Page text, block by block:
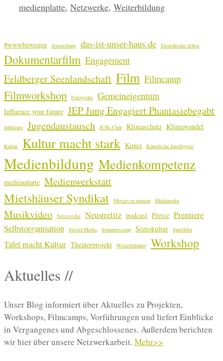
medienplatte, Netzwerke, Weiterbildung
#wwwbewegen Ausstellung das-ist-unser-haus.de Demokratie leben
Dokumentarfilm Engagement
Feldberger Seenlandschaft Film Filmcamp
Filmworkshop Fotografie Gemeineigentum
Influence your future JEP Jung Engagiert Phantasiebegabt
Jubiläum Jugendaustausch JURi Club Klimaschutz Klimawandel
Kultur Kultur macht stark Kunst Künstliche Intelligenz
Medienbildung Medienkompetenz
medienplatte Medienwerkstatt
Mietshäuser Syndikat Movies in motion Multimedia
Musikvideo Netzwerke Neustrelitz podcast Preise Premiere
Selbstorganisation
Social Media Sommercamp Soziokultur Spielfilm
Tafel macht Kultur Theaterprojekt Weiterbildung Workshop
Aktuelles //
Unser Blog informiert über Aktuelles zu Projekten,
Workshops, Filmcamps, Vorführungen und liefert Einblicke
in Vergangenes und Abgeschlossenes. Außerdem berichten
wir hier über unsere Netzwerkarbeit. Mehr>>